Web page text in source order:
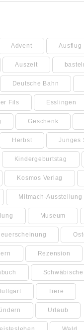
Advent Ausflug
Auszeit
Deutsche Bahn
Fils Esslingen
Geschenk
Herbst Junges
Kindergeburtstag
Kosmos Verlag
Mitmach-Ausstellung
Museum
Rezension
Schwäbische
Tiere
Urlaub